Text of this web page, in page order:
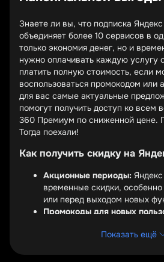
Знаете ли вы, что подписка
объединяет более 10 сервисов в
только экономия денег, но и
нужно оплачивать каждую услугу
платить полную стоимость, если
воспользоваться промокодом или
для вас самые актуальные
помогут получить доступ ко всем
360 Премиум по сниженной цене.
Тогда поехали!
Как получить скидку на
Акционные периоды:
временные скидки,
или перед выходом новых
Промокоды для новых
оформляет подписку.
Показать ещё